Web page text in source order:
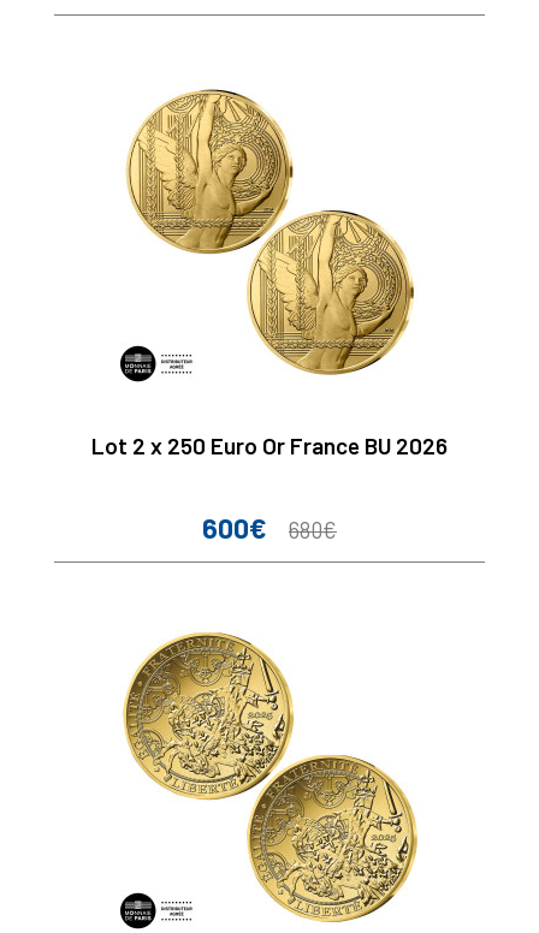
Lot 2 x 250 Euro Or France BU 2026
Prix
600€
Prix
680€